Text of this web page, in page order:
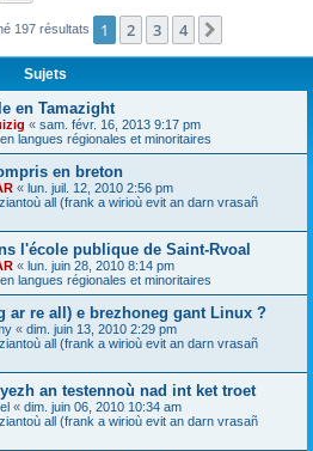
c
197 résultats 1 2 3 4
Sujets
en Tamazight
« sam. févr. 16, 2013 9:17 pm
langues régionales et minoritaires
en breton
« lun. juil. 12, 2010 2:56 pm
all (frank a wirioù evit an darn vrasañ
l'école publique de Saint-Rvoal
« lun. juin 28, 2010 8:14 pm
langues régionales et minoritaires
ar re all) e brezhoneg gant Linux ?
« dim. juin 13, 2010 2:29 pm
all (frank a wirioù evit an darn vrasañ
an testennoù nad int ket troet
« dim. juin 06, 2010 10:34 am
all (frank a wirioù evit an darn vrasañ